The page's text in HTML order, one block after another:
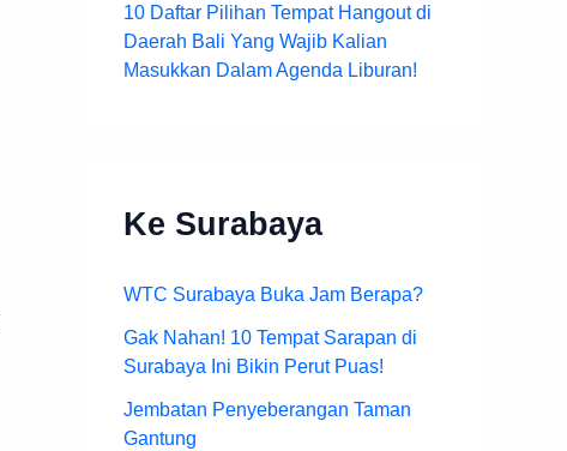
10 Daftar Pilihan Tempat Hangout di
Daerah Bali Yang Wajib Kalian
Masukkan Dalam Agenda Liburan!
Ke Surabaya
WTC Surabaya Buka Jam Berapa?
Gak Nahan! 10 Tempat Sarapan di
Surabaya Ini Bikin Perut Puas!
Jembatan Penyeberangan Taman
Gantung